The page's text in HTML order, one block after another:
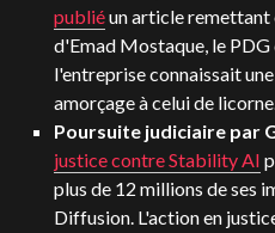
publiéun article remettant
d'Emad Mostaque, le
l'entreprise connaissait
amorçage à celui de
Poursuite judiciaire par
justice contre Stability AI
plus de 12 millions de ses
Diffusion. L'action en